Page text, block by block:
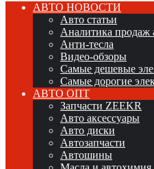
АВТО НОВОСТИ
Авто статьи
Аналитика продаж
Анти-тесла
Видео-обзоры
Самые дешевые
Самые дорогие
АВТО ОПТ
Запчасти ZEEKR
Авто аксессуары
Авто диски
Автозапчасти
Автошины